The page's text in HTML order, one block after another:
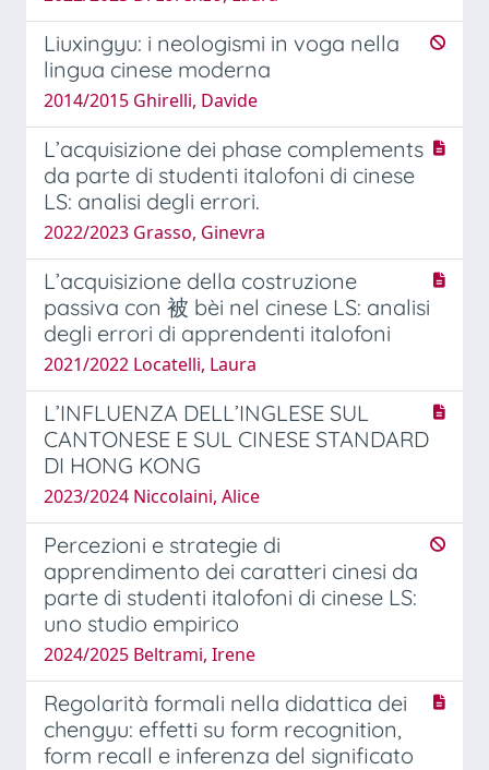
Liuxingyu: i neologismi in voga nella
lingua cinese moderna
2014/2015 Ghirelli, Davide
L’acquisizione dei phase complements
da parte di studenti italofoni di cinese
LS: analisi degli errori.
2022/2023 Grasso, Ginevra
L’acquisizione della costruzione
passiva con 被 bèi nel cinese LS: analisi
degli errori di apprendenti italofoni
2021/2022 Locatelli, Laura
L’INFLUENZA DELL’INGLESE SUL
CANTONESE E SUL CINESE STANDARD
DI HONG KONG
2023/2024 Niccolaini, Alice
Percezioni e strategie di
apprendimento dei caratteri cinesi da
parte di studenti italofoni di cinese LS:
uno studio empirico
2024/2025 Beltrami, Irene
Regolarità formali nella didattica dei
chengyu: effetti su form recognition,
form recall e inferenza del significato